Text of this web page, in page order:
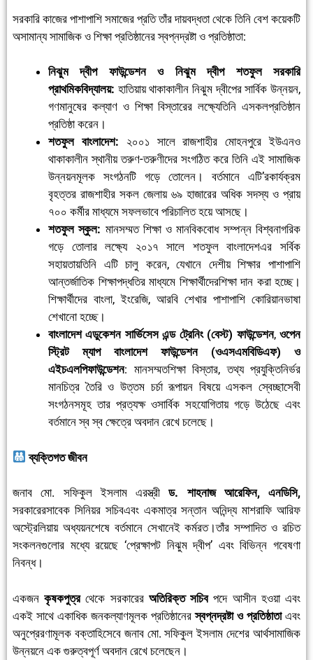
সরকারি কাজের পাশাপাশি সমাজের প্রতি তাঁর দায়বদ্ধতা থেকে তিনি বেশ কয়েকটি
অসামান্য সামাজিক ও শিক্ষা প্রতিষ্ঠানের স্বপ্নদ্রষ্টা ও প্রতিষ্ঠাতা:
নিঝুম দ্বীপ ফাউন্ডেশন ও নিঝুম দ্বীপ শতফুল সরকারি
প্রাথমিকবিদ্যালয়: হাতিয়ায় থাকাকালীন নিঝুম দ্বীপের সার্বিক উন্নয়ন,
গণমানুষের কল্যাণ ও শিক্ষা বিস্তারের লক্ষ্যেতিনি এসকলপ্রতিষ্ঠান
প্রতিষ্ঠা করেন।
শতফুল বাংলাদেশ: ২০০১ সালে রাজশাহীর মোহনপুরে ইউএনও
থাকাকালীন স্থানীয় তরুণ-তরুণীদের সংগঠিত করে তিনি এই সামাজিক
উন্নয়নমূলক সংগঠনটি গড়ে তোলেন। বর্তমানে এটি’রকার্যক্রম
বৃহত্তর রাজশাহীর সকল জেলায় ৬৯ হাজারের অধিক সদস্য ও প্রায়
৭০০ কর্মীর মাধ্যমে সফলভাবে পরিচালিত হয়ে আসছে।
শতফুল স্কুল: মানসম্মত শিক্ষা ও মানবিকবোধ সম্পন্ন বিশ্বনাগরিক
গড়ে তোলার লক্ষ্যে ২০১৭ সালে শতফুল বাংলাদেশএর সর্বিক
সহায়তায়তিনি এটি চালু করেন, যেখানে দেশীয় শিক্ষার পাশাপাশি
আন্তর্জাতিক শিক্ষাপদ্ধতির মাধ্যমে শিক্ষার্থীদেরশিক্ষা দান করা হচ্ছে।
শিক্ষার্থীদের বাংলা, ইংরেজি, আরবি শেখার পাশাপাশি কোরিয়ানভাষা
শেখানো হচ্ছে।
বাংলাদেশ এডুকেশন সার্ভিসেস এন্ড ট্রেনিং (বেস্ট) ফাউন্ডেশন,ওপেন
স্ট্রিট ম্যাপ বাংলাদেশ ফাউন্ডেশন (ওএসএমবিডিএফ) ও
এইচএলপিফাউন্ডেশন: মানসম্মতশিক্ষা বিস্তার, তথ্য প্রযুক্তিনির্ভর
মানচিত্র তৈরি ও উত্তম চর্চা রূপায়ন বিষয়ে এসকল স্বেচ্ছাসেবী
সংগঠনসমূহ তার প্রত্যক্ষ ওসার্বিক সহযোগিতায় গড়ে উঠেছে এবং
বর্তমানে স্ব স্ব ক্ষেত্রে অবদান রেখে চলেছে।
ব্যক্তিগত জীবন
জনাব মো. সফিকুল ইসলাম এরস্ত্রীড. শাহনাজ আরেফিন, এনডিসি,
সরকারেরসাবেক সিনিয়র সচিবএবং একমাত্র সন্তান অনিন্দ্য মাশরাফি আরিফ
অস্ট্রেলিয়ায় অধ্যয়নশেষে বর্তমানে সেখানেই কর্মরত।তাঁর সম্পাদিত ও রচিত
সংকলনগুলোর মধ্যে রয়েছে ‘প্রেক্ষাপট নিঝুম দ্বীপ’ এবং বিভিন্ন গবেষণা
নিবন্ধ।
একজনকৃষকপুত্রথেকে সরকারের অতিরিক্ত সচিবপদে আসীন হওয়া এবং
একই সাথে একাধিক জনকল্যাণমূলক প্রতিষ্ঠানেরস্বপ্নদ্রষ্টা ও প্রতিষ্ঠাতাএবং
অনুপ্রেরণামূলক বক্তাহিসেবে জনাব মো. সফিকুল ইসলাম দেশের আর্থসামাজিক
উন্নয়নে এক গুরুত্বপূর্ণ অবদান রেখে চলেছেন।